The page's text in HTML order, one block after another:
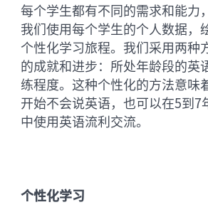
每个学生都有不同的需求和能力
我们使用每个学生的个人数据，
个性化学习旅程。我们采用两种
的成就和进步：所处年龄段的英
练程度。这种个性化的方法意味
开始不会说英语，也可以在5到7
中使用英语流利交流。
个性化学习